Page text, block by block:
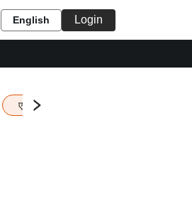
English Login
एचबीएसई 12वीं का रिजल्ट लाइव